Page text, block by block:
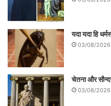
यदा यदा हि
03/08/2026
चेतना और
03/08/2026